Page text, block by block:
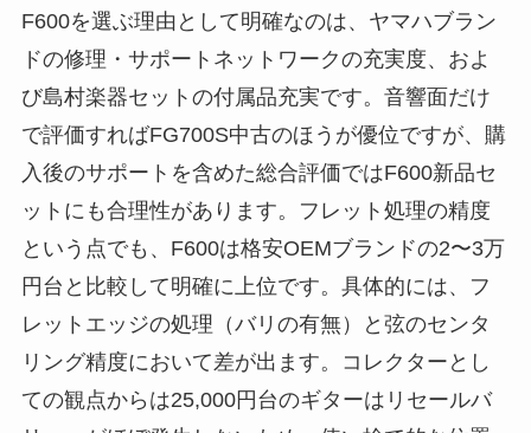
F600を選ぶ理由として明確なのは、ヤマハブラン
ドの修理・サポートネットワークの充実度、およ
び島村楽器セットの付属品充実です。音響面だけ
で評価すればFG700S中古のほうが優位ですが、購
入後のサポートを含めた総合評価ではF600新品セ
ットにも合理性があります。フレット処理の精度
という点でも、F600は格安OEMブランドの2〜3万
円台と比較して明確に上位です。具体的には、フ
レットエッジの処理（バリの有無）と弦のセンタ
リング精度において差が出ます。コレクターとし
ての観点からは25,000円台のギターはリセールバ